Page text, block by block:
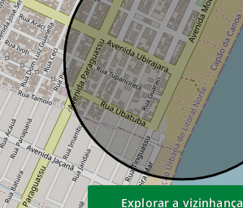
Explorar a vizinhança